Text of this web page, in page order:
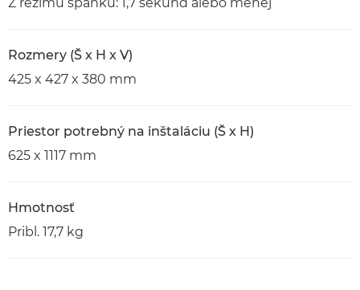
Rozmery (Š x H x V)
425 x 427 x 380 mm
Priestor potrebný na inštaláciu (Š x H)
625 x 1117 mm
Hmotnosť
Pribl. 17,7 kg